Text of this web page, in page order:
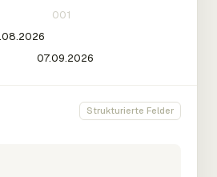
Strukturierte Felder